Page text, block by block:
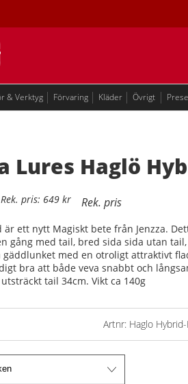
& Verktyg Förvaring Kläder Övrigt
Lures Haglö
649kr
är ett nytt Magiskt bete från Jenzza.
gång med tail, bred sida sida utan
gäddlunket med en otroligt attraktivt
bra att både veva snabbt och
tail 34cm. Vikt ca 140g
Artnr: Haglo